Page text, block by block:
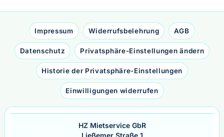
Impressum Widerrufsbelehrung AGB
Datenschutz Privatsphäre-Einstellungen ändern
Historie der Privatsphäre-Einstellungen
Einwilligungen widerrufen
HZ Mietservice GbR
Ließemer Straße 1